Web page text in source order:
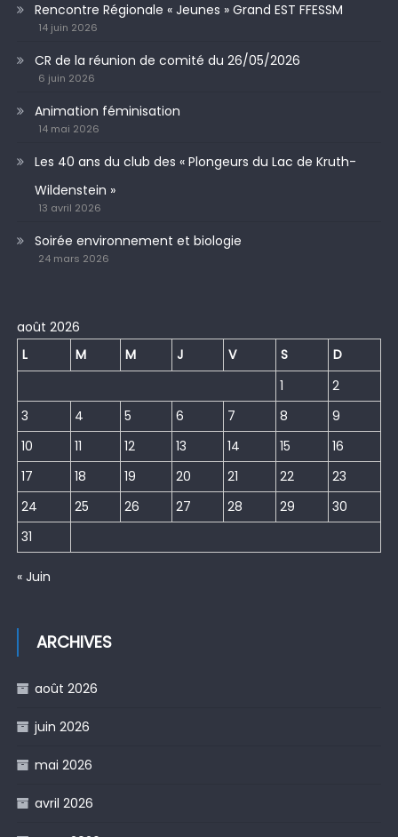
Rencontre Régionale « Jeunes » Grand EST FFESSM
14 juin 2026
CR de la réunion de comité du 26/05/2026
6 juin 2026
Animation féminisation
14 mai 2026
Les 40 ans du club des « Plongeurs du Lac de Kruth-
Wildenstein »
13 avril 2026
Soirée environnement et biologie
24 mars 2026
août 2026
L
M M J V S
D
1
2
3
4 5 6 7 8
9
10
11 12 13 14 15
16
17
18 19 20 21 22
23
24
25 26 27 28 29
30
31
« Juin
ARCHIVES
août 2026
juin 2026
mai 2026
avril 2026